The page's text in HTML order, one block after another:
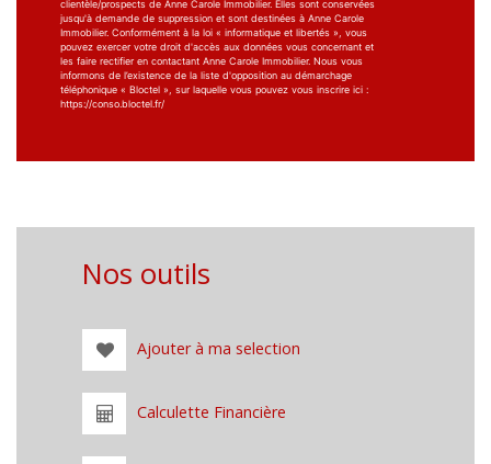
clientèle/prospects de Anne Carole Immobilier. Elles sont conservées
jusqu'à demande de suppression et sont destinées à Anne Carole
Immobilier. Conformément à la loi « informatique et libertés », vous
pouvez exercer votre droit d'accès aux données vous concernant et
les faire rectifier en contactant Anne Carole Immobilier. Nous vous
informons de l’existence de la liste d'opposition au démarchage
téléphonique « Bloctel », sur laquelle vous pouvez vous inscrire ici :
https://conso.bloctel.fr/
Nos outils
Ajouter à ma selection
Calculette Financière